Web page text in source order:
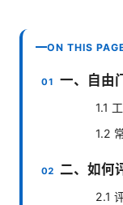
ON THIS
一、自由
1.1
1.2
二、如何
2.1